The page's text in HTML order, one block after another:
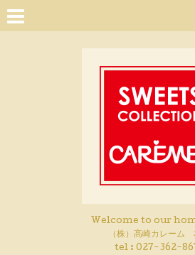
Welcome to our
（株）高崎カレーム
tel : 027-362-